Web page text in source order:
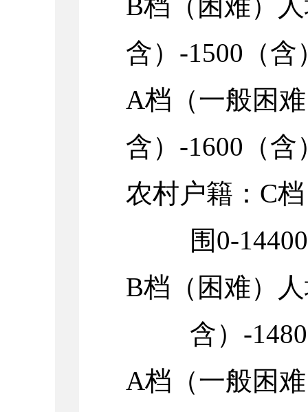
B档（困难）
含）-1500（含
A档（一般困
含）-1600（含
农村户籍：C
围0-
B档（困难）
含）-
A档（一般困